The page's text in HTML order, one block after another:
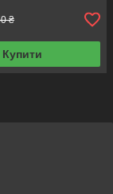
₴
Купити